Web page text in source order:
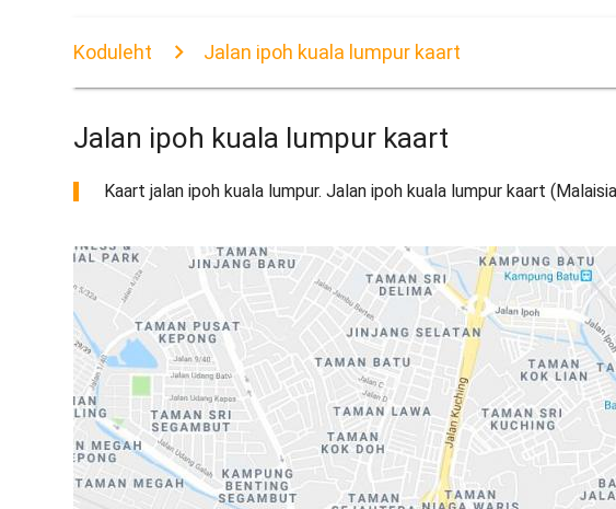
Koduleht Jalan ipoh kuala lumpur kaart
Jalan ipoh kuala lumpur kaart
Kaart jalan ipoh kuala lumpur. Jalan ipoh kuala lumpur kaart